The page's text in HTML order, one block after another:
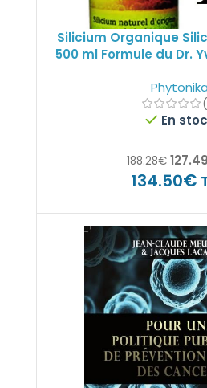
Silicium Organique
500 ml Formule du Dr.
Phytonika
En
188.28€ 127.49
134.50€